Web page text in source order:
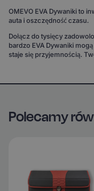
OMEVO EVA Dywaniki to
auta i oszczędność czasu.
Dołącz do tysięcy
bardzo EVA Dywaniki
staje się przyjemnością.
Polecamy